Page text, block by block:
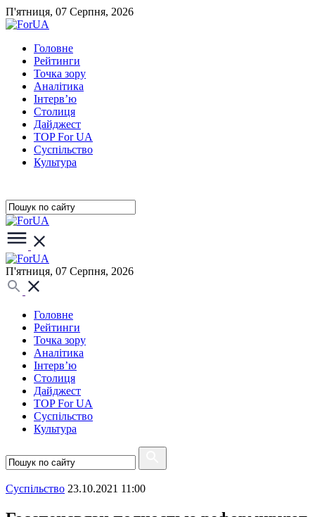
П'ятниця, 07 Серпня, 2026
Головне
Рейтинги
Точка зору
Аналітика
Інтерв’ю
Столиця
Дайджест
TOP For UA
Суспiльство
Культура
П'ятниця, 07 Серпня, 2026
Головне
Рейтинги
Точка зору
Аналітика
Інтерв’ю
Столиця
Дайджест
TOP For UA
Суспiльство
Культура
Суспiльство 23.10.2021 11:00